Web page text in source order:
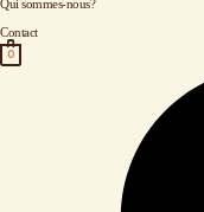
Qui sommes-nous?
Contact
0